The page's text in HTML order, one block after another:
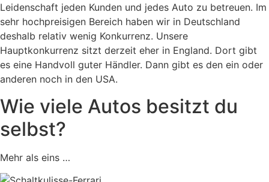
Leidenschaft jeden Kunden und jedes Auto zu betreuen. Im
sehr hochpreisigen Bereich haben wir in Deutschland
deshalb relativ wenig Konkurrenz. Unsere
Hauptkonkurrenz sitzt derzeit eher in England. Dort gibt
es eine Handvoll guter Händler. Dann gibt es den ein oder
anderen noch in den USA.
Wie viele Autos besitzt du
selbst?
Mehr als eins …